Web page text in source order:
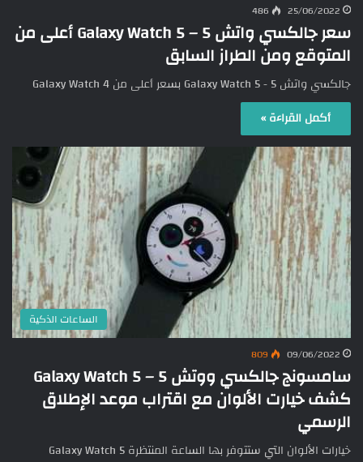
25/06/2022
486
سعر جالكسي واتش 5 – Galaxy Watch 5 أعلى من
المتوقع ومن الطراز السابق
جالكسي واتش 5 - Galaxy Watch 5 بسعر أعلى من Galaxy Watch 4
أكمل القراءة »
الساعات الذكية
09/06/2022
809
سامسونج جالكسي ووتش 5 – Galaxy Watch 5
كشف خيارت الألوان مع اقتراب موعد الإطلاق
الرسمي
خيارات الألوان التي ستتوفر بها الساعة المنتظرة Galaxy Watch 5